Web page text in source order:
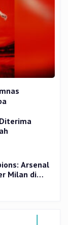
Arsenal
Milan di